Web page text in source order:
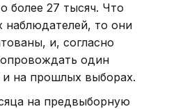
более 27 тысяч. Что
наблюдателей, то они
и, согласно
один
на прошлых выборах.
на предвыборную